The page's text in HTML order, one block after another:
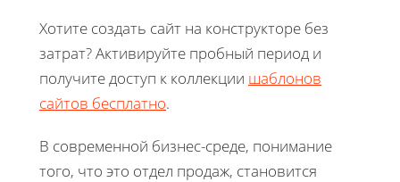
Хотите создать сайт на конструкторе без
затрат? Активируйте пробный период и
получите доступ к коллекции шаблонов
сайтов бесплатно.
В современной бизнес-среде, понимание
того, что это отдел продаж, становится